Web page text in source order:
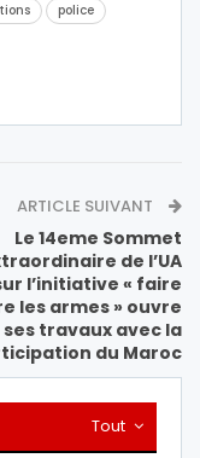
police
ARTICLE SUIVANT
Le 14eme Sommet
de l’UA
l’initiative « faire
les armes » ouvre
ses travaux avec la
du Maroc
Tout